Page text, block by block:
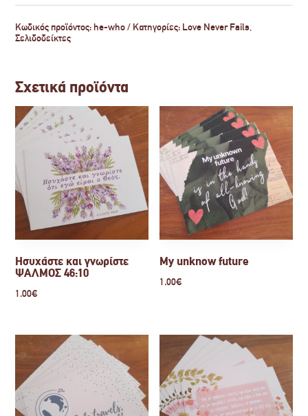
Κωδικός προϊόντος: he-who Κατηγορίες: Love Never Fails,
Σελιδοδείκτες
Σχετικά προϊόντα
Ησυχάστε και γνωρίστε
ΨΑΛΜΟΣ 46:10
1.00€
My unknow future
1.00€